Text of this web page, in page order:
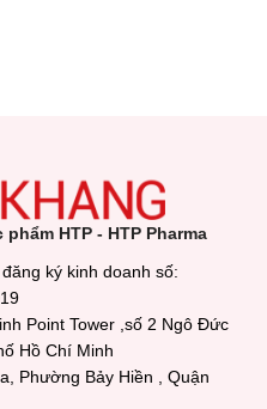
HTP - HTP Pharma
ký kinh doanh số:
Point Tower ,số 2 Ngô Đức
Hồ Chí Minh
Phường Bảy Hiền , Quận